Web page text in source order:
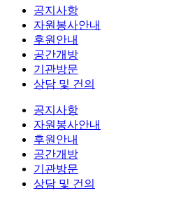
공지사항
자원봉사안내
후원안내
공간개방
기관방문
상담 및 건의
공지사항
자원봉사안내
후원안내
공간개방
기관방문
상담 및 건의